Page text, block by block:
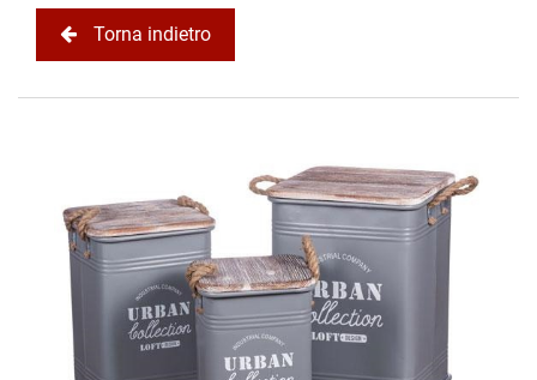
Torna indietro